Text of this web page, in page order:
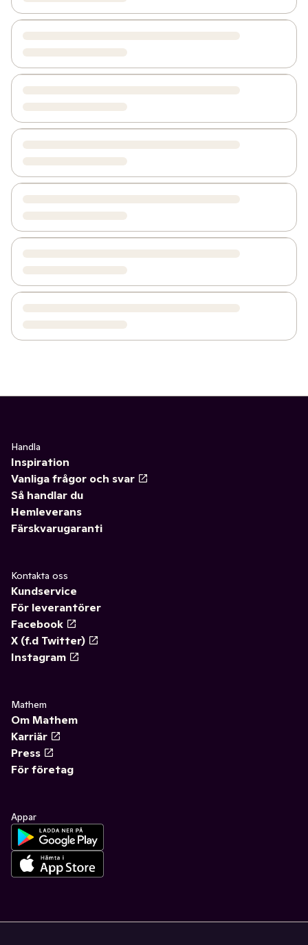
Handla
Inspiration
Vanliga frågor och svar
Så handlar du
Hemleverans
Färskvarugaranti
Kontakta oss
Kundservice
För leverantörer
Facebook
X (f.d Twitter)
Instagram
Mathem
Om Mathem
Karriär
Press
För företag
Appar